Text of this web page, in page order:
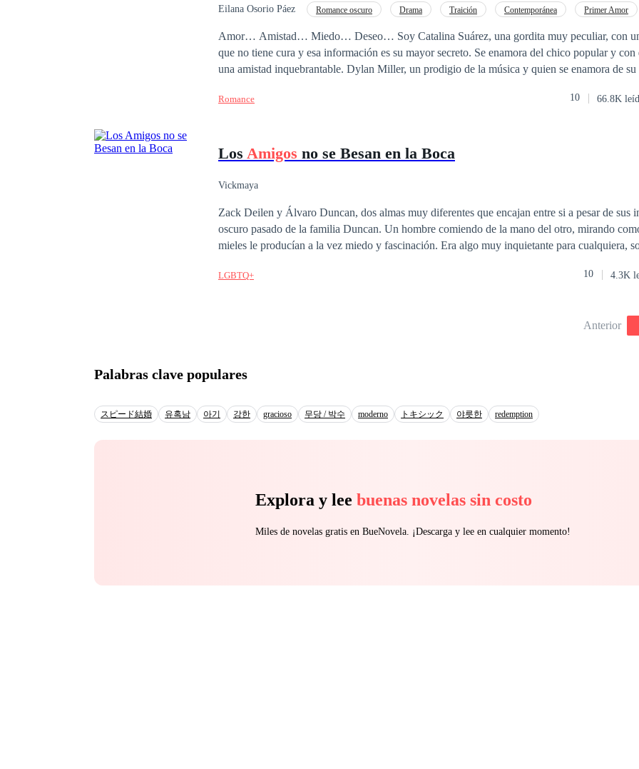
coragem de ir a consulta com o médico Dr Leonardo, tal qual sua melhor amiga sempre pede? Paixão, desejo,
tempo.
Eilana Osorio Páez Romance oscuro Drama Traición Contemporánea Primer Amor
Amor… Amistad… Miedo… Deseo… Soy Catalina Suárez, una gordita muy peculiar, con
que no tiene cura y esa información es su mayor secreto. Se enamora del chico popular y
una amistad inquebrantable. Dylan Miller, un prodigio de la música y quien se enamora de
familia de su mejor amiga, su salvación. Dos corazones que nacieron para ser uno. Una amistad que nos
Romance 10 66.8K
Los Amigos no se Besan en la Boca
Vickmaya
Zack Deilen y Álvaro Duncan, dos almas muy diferentes que encajan entre si a pesar de sus
oscuro pasado de la familia Duncan. Un hombre comiendo de la mano del otro, mirando como aquellos ojos
mieles le producían a la vez miedo y fascinación. Era algo muy inquietante para cualquiera,
lujurioso y oscuro apetito. No podía huir, no podía negarse ni resistir las crecientes ganas que
dejar ir. Placer que a la larga, le dejaría sólo una herida abierta. Placer ajeno... a la propia
LGBTQ+ 10 4.3K
Anterior
Palabras clave populares
スピード結婚 유혹남 아기 강한 gracioso 무당 / 박수 moderno トキシック 야릇한 redemption
Explora y lee buenas novelas sin costo
Miles de novelas gratis en BueNovela. ¡Descarga y lee en cualquier momento!